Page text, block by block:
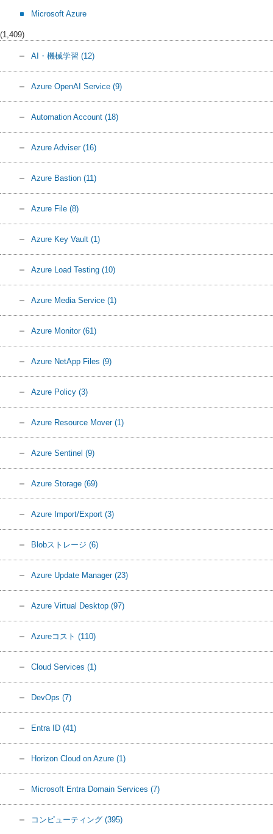
Microsoft Azure
(1,409)
AI・機械学習 (12)
Azure OpenAI Service (9)
Automation Account (18)
Azure Adviser (16)
Azure Bastion (11)
Azure File (8)
Azure Key Vault (1)
Azure Load Testing (10)
Azure Media Service (1)
Azure Monitor (61)
Azure NetApp Files (9)
Azure Policy (3)
Azure Resource Mover (1)
Azure Sentinel (9)
Azure Storage (69)
Azure Import/Export (3)
Blobストレージ (6)
Azure Update Manager (23)
Azure Virtual Desktop (97)
Azureコスト (110)
Cloud Services (1)
DevOps (7)
Entra ID (41)
Horizon Cloud on Azure (1)
Microsoft Entra Domain Services (7)
コンピューティング (395)